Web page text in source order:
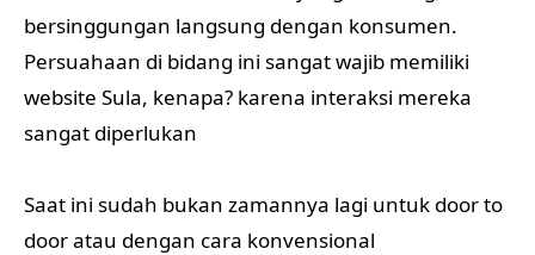
bersinggungan langsung dengan konsumen.
Persuahaan di bidang ini sangat wajib memiliki
website Sula, kenapa? karena interaksi mereka
sangat diperlukan
Saat ini sudah bukan zamannya lagi untuk door to
door atau dengan cara konvensional